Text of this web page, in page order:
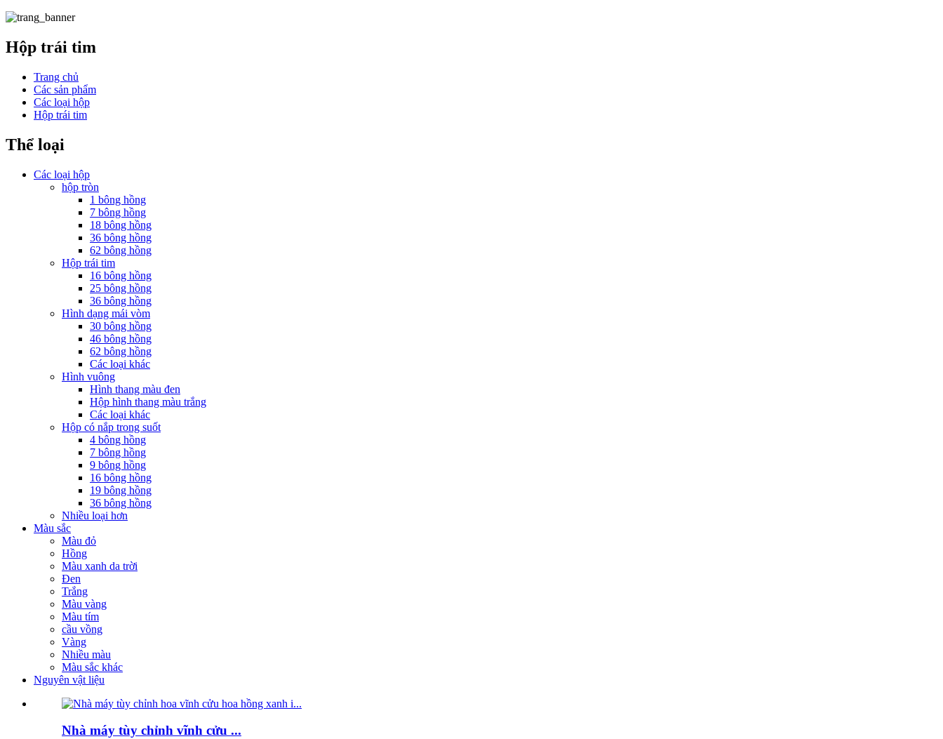
Hộp trái tim
Trang chủ
Các sản phẩm
Các loại hộp
Hộp trái tim
Thể loại
Các loại hộp
hộp tròn
1 bông hồng
7 bông hồng
18 bông hồng
36 bông hồng
62 bông hồng
Hộp trái tim
16 bông hồng
25 bông hồng
36 bông hồng
Hình dạng mái vòm
30 bông hồng
46 bông hồng
62 bông hồng
Các loại khác
Hình vuông
Hình thang màu đen
Hộp hình thang màu trắng
Các loại khác
Hộp có nắp trong suốt
4 bông hồng
7 bông hồng
9 bông hồng
16 bông hồng
19 bông hồng
36 bông hồng
Nhiều loại hơn
Màu sắc
Màu đỏ
Hồng
Màu xanh da trời
Đen
Trắng
Màu vàng
Màu tím
cầu vồng
Vàng
Nhiều màu
Màu sắc khác
Nguyên vật liệu
Nhà máy tùy chỉnh vĩnh cửu ...